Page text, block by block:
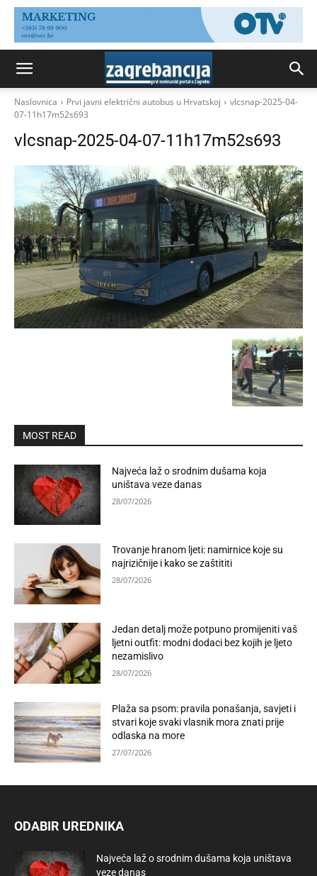
Naslovnica Prvi javni električni autobus u Hrvatskoj
vlcsnap-2025-04-
07-11h17m52s693
vlcsnap-2025-04-07-11h17m52s693
MOST READ
Najveća laž o srodnim dušama koja
uništava veze danas
28/07/2026
Trovanje hranom ljeti: namirnice koje su
najrizičnije i kako se zaštititi
28/07/2026
Jedan detalj može potpuno promijeniti vaš
ljetni outfit: modni dodaci bez kojih je ljeto
nezamislivo
28/07/2026
Plaža sa psom: pravila ponašanja, savjeti i
stvari koje svaki vlasnik mora znati prije
odlaska na more
27/07/2026
ODABIR UREDNIKA
Najveća laž o srodnim dušama koja uništava
veze danas